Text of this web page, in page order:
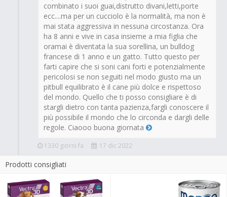
combinato i suoi guai,distrutto divani,letti,porte
ecc....ma per un cucciolo è la normalità, ma non è
mai stata aggressiva in nessuna circostanza. Ora
ha 8 anni e vive in casa insieme a mia figlia che
oramai è diventata la sua sorellina, un bulldog
francese di 1 anno e un gatto. Tutto questo per
farti capire che si soni cani forti e potenzialmente
pericolosi se non seguiti nel modo giusto ma un
pitbull equilibrato è il cane più dolce e rispettoso
del mondo. Quello che ti posso consigliare è di
stargli dietro con tanta pazienza,fargli conoscere il
più possibile il mondo che lo circonda e dargli delle
regole. Ciaooo buona giornata
1330 giorni fa 17 dic 2022
Prodotti consigliati